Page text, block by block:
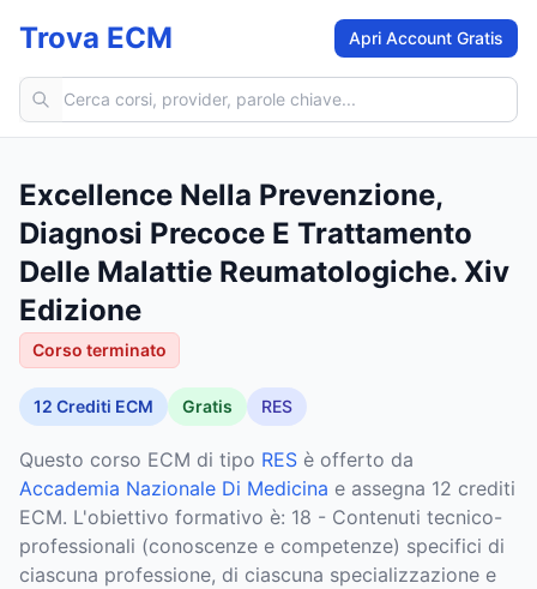
Trova ECM Apri Account Gratis
Cerca corsi ECM
Excellence Nella Prevenzione,
Diagnosi Precoce E Trattamento
Delle Malattie Reumatologiche. Xiv
Edizione
Corso terminato
12 Crediti ECM Gratis RES
Questo corso ECM di tipo RES è offerto da
Accademia Nazionale Di Medicina e assegna 12 crediti
ECM. L'obiettivo formativo è: 18 - Contenuti tecnico-
professionali (conoscenze e competenze) specifici di
ciascuna professione, di ciascuna specializzazione e